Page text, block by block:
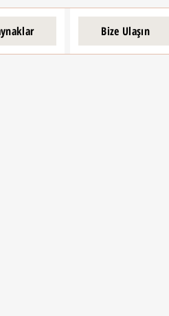
Bize Ulaşın